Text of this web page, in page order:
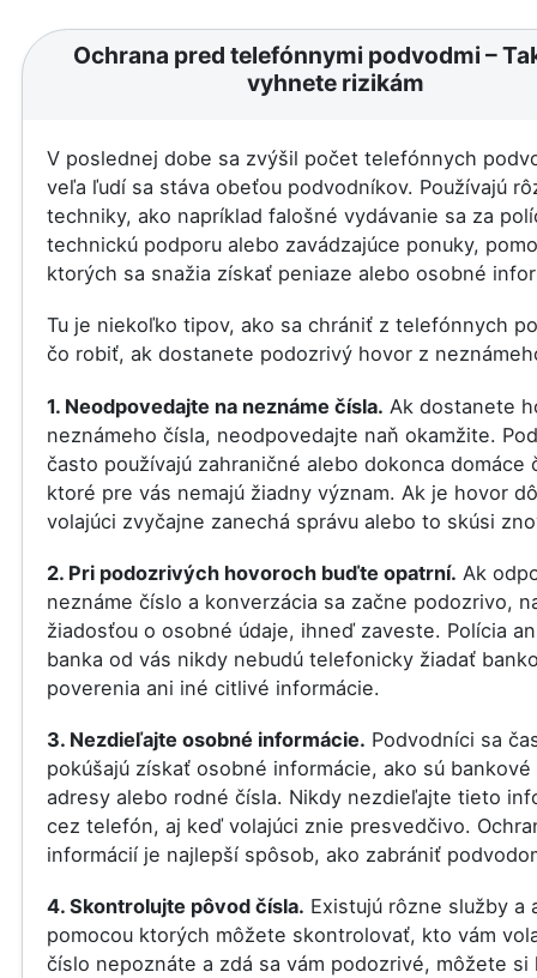
Ochrana pred telefónnymi podvodmi –
vyhnete rizikám
V poslednej dobe sa zvýšil počet telefónnych
veľa ľudí sa stáva obeťou podvodníkov. Používajú
techniky, ako napríklad falošné vydávanie sa za
technickú podporu alebo zavádzajúce ponuky,
ktorých sa snažia získať peniaze alebo osobné
Tu je niekoľko tipov, ako sa chrániť z telefónnych
čo robiť, ak dostanete podozrivý hovor z
1. Neodpovedajte na neznáme čísla. Ak dostanete
neznámeho čísla, neodpovedajte naň okamžite.
často používajú zahraničné alebo dokonca domáce
ktoré pre vás nemajú žiadny význam. Ak je hovor
volajúci zvyčajne zanechá správu alebo to skúsi
2. Pri podozrivých hovoroch buďte opatrní. Ak
neznáme číslo a konverzácia sa začne podozrivo,
žiadosťou o osobné údaje, ihneď zaveste. Polícia
banka od vás nikdy nebudú telefonicky žiadať
poverenia ani iné citlivé informácie.
3. Nezdieľajte osobné informácie. Podvodníci sa
pokúšajú získať osobné informácie, ako sú bankové
adresy alebo rodné čísla. Nikdy nezdieľajte tieto
cez telefón, aj keď volajúci znie presvedčivo.
informácií je najlepší spôsob, ako zabrániť
4. Skontrolujte pôvod čísla. Existujú rôzne služby a
pomocou ktorých môžete skontrolovať, kto vám
číslo nepoznáte a zdá sa vám podozrivé, môžete si